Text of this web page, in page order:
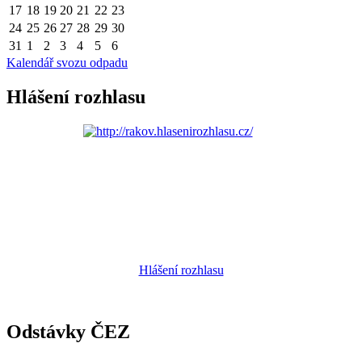
17 18 19 20 21 22 23
24 25 26 27 28 29 30
31 1 2 3 4 5
6
Kalendář svozu odpadu
Hlášení rozhlasu
Hlášení rozhlasu
Odstávky ČEZ